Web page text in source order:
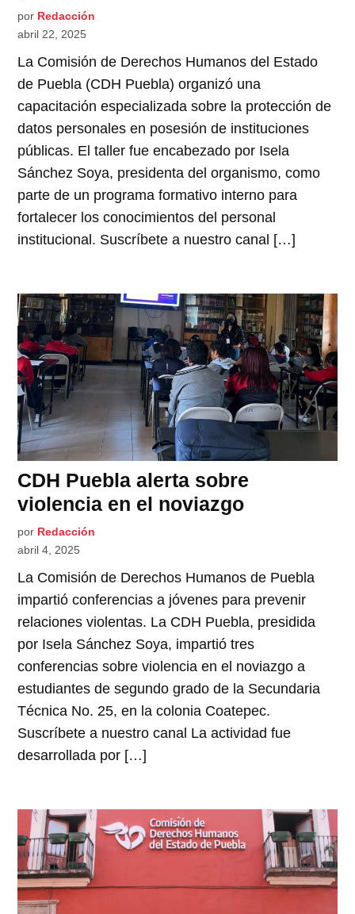
por Redacción
abril 22, 2025
La Comisión de Derechos Humanos del Estado
de Puebla (CDH Puebla) organizó una
capacitación especializada sobre la protección de
datos personales en posesión de instituciones
públicas. El taller fue encabezado por Isela
Sánchez Soya, presidenta del organismo, como
parte de un programa formativo interno para
fortalecer los conocimientos del personal
institucional. Suscríbete a nuestro canal […]
CDH Puebla alerta sobre
violencia en el noviazgo
por Redacción
abril 4, 2025
La Comisión de Derechos Humanos de Puebla
impartió conferencias a jóvenes para prevenir
relaciones violentas. La CDH Puebla, presidida
por Isela Sánchez Soya, impartió tres
conferencias sobre violencia en el noviazgo a
estudiantes de segundo grado de la Secundaria
Técnica No. 25, en la colonia Coatepec.
Suscríbete a nuestro canal La actividad fue
desarrollada por […]